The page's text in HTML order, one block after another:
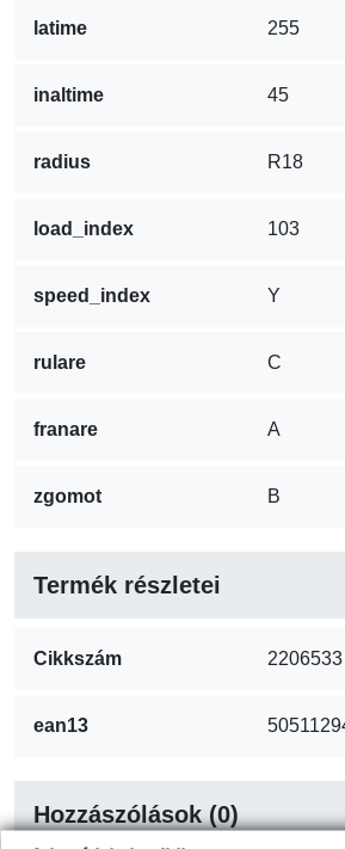
latime 255
inaltime 45
radius R18
load_index 103
speed_index Y
rulare C
franare A
zgomot B
Termék részletei
Cikkszám 2206533
ean13
Hozzászólások (0)